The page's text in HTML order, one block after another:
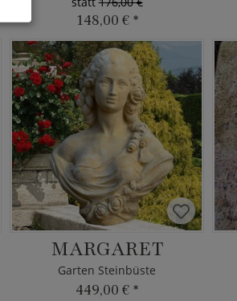
148,00 € *
MARGARET
Garten Steinbüste
449,00 € *